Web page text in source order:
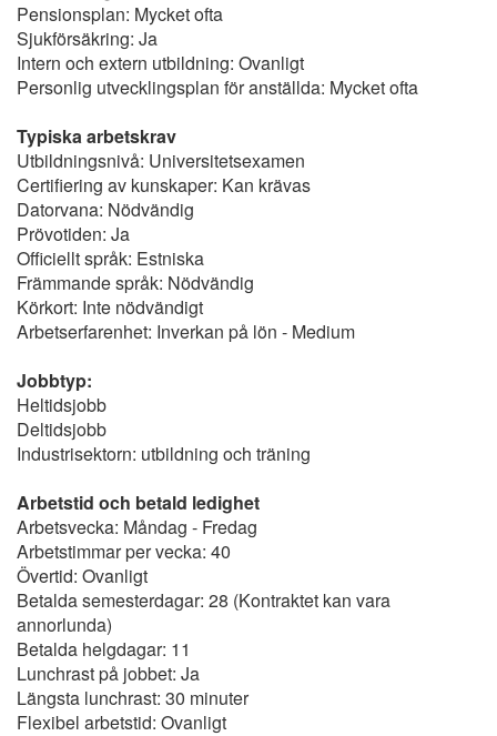
Pensionsplan: Mycket ofta
Sjukförsäkring: Ja
Intern och extern utbildning: Ovanligt
Personlig utvecklingsplan för anställda: Mycket ofta
Typiska arbetskrav
Utbildningsnivå: Universitetsexamen
Certifiering av kunskaper: Kan krävas
Datorvana: Nödvändig
Prövotiden: Ja
Officiellt språk: Estniska
Främmande språk: Nödvändig
Körkort: Inte nödvändigt
Arbetserfarenhet: Inverkan på lön - Medium
Jobbtyp:
Heltidsjobb
Deltidsjobb
Industrisektorn: utbildning och träning
Arbetstid och betald ledighet
Arbetsvecka: Måndag - Fredag
Arbetstimmar per vecka: 40
Övertid: Ovanligt
Betalda semesterdagar: 28 (Kontraktet kan vara
annorlunda)
Betalda helgdagar: 11
Lunchrast på jobbet: Ja
Längsta lunchrast: 30 minuter
Flexibel arbetstid: Ovanligt